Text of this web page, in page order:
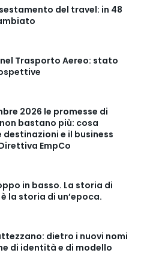
del travel: in 48
Trasporto Aereo: stato
2026 le promesse di
bastano più: cosa
destinazioni e il business
EmpCo
in basso. La storia di
la storia di un’epoca.
dietro i nuovi nomi
di identità e di modello